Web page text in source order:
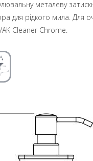
металеву
для рідкого мила. Для
Cleaner Chrome.